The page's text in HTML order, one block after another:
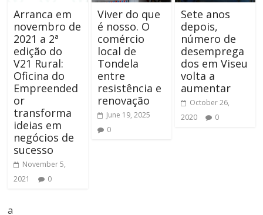
Arranca em
novembro de
2021 a 2ª
edição do
V21 Rural:
Oficina do
Empreended
or
transforma
ideias em
negócios de
sucesso
November 5,
2021
0
Viver do que
é nosso. O
comércio
local de
Tondela
entre
resistência e
renovação
June 19, 2025
0
Sete anos
depois,
número de
desemprega
dos em Viseu
volta a
aumentar
October 26,
2020
0
a